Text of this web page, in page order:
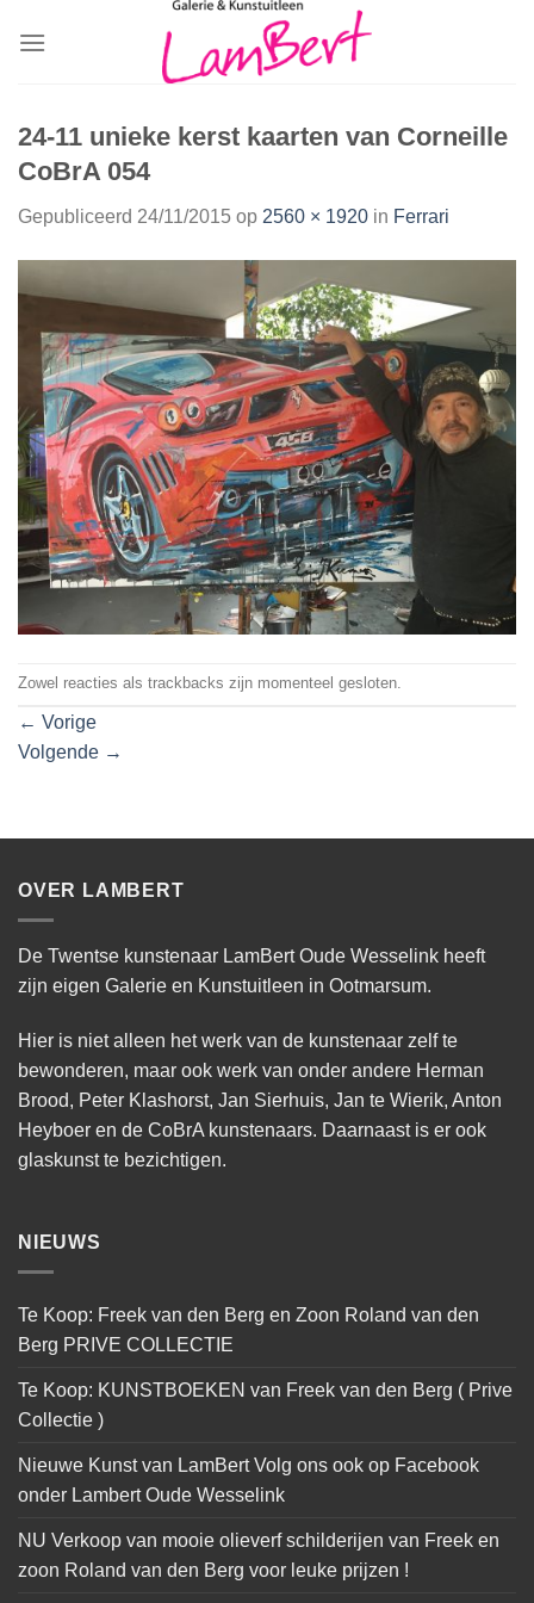
24-11 unieke kerst kaarten van Corneille
CoBrA 054
Gepubliceerd 24/11/2015 op 2560 × 1920 in Ferrari
Zowel reacties als trackbacks zijn momenteel gesloten.
← Vorige
Volgende →
OVER LAMBERT
De Twentse kunstenaar LamBert Oude Wesselink heeft
zijn eigen Galerie en Kunstuitleen in Ootmarsum.
Hier is niet alleen het werk van de kunstenaar zelf te
bewonderen, maar ook werk van onder andere Herman
Brood, Peter Klashorst, Jan Sierhuis, Jan te Wierik, Anton
Heyboer en de CoBrA kunstenaars. Daarnaast is er ook
glaskunst te bezichtigen.
NIEUWS
Te Koop: Freek van den Berg en Zoon Roland van den
Berg PRIVE COLLECTIE
Te Koop: KUNSTBOEKEN van Freek van den Berg ( Prive
Collectie )
Nieuwe Kunst van LamBert Volg ons ook op Facebook
onder Lambert Oude Wesselink
NU Verkoop van mooie olieverf schilderijen van Freek en
zoon Roland van den Berg voor leuke prijzen !